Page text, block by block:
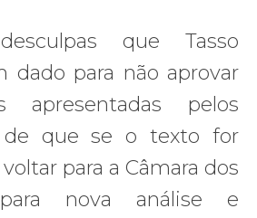
que Tasso
dado para não aprovar
apresentadas pelos
de que se o texto for
para a Câmara dos
nova análise e